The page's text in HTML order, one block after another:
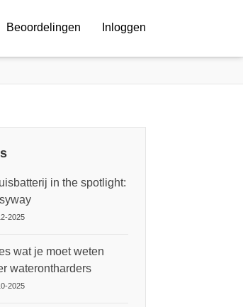
Beoordelingen Inloggen
in the spotlight:
2025
wat je moet weten
waterontharders
2025